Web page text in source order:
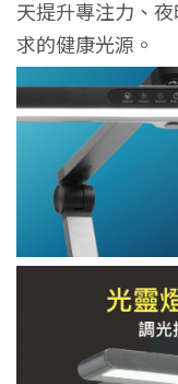
天提升專注力、
求的健康光源。